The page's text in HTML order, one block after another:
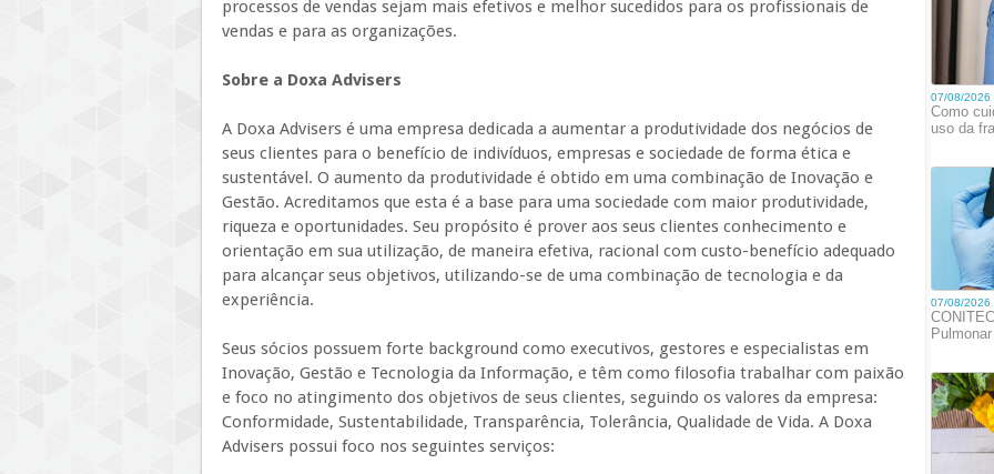
processos de vendas sejam mais efetivos e melhor sucedidos para os profissionais de
vendas e para as organizações.
Sobre a Doxa Advisers
A Doxa Advisers é uma empresa dedicada a aumentar a produtividade dos negócios de
seus clientes para o benefício de indivíduos, empresas e sociedade de forma ética e
sustentável. O aumento da produtividade é obtido em uma combinação de Inovação e
Gestão. Acreditamos que esta é a base para uma sociedade com maior produtividade,
riqueza e oportunidades. Seu propósito é prover aos seus clientes conhecimento e
orientação em sua utilização, de maneira efetiva, racional com custo-benefício adequado
para alcançar seus objetivos, utilizando-se de uma combinação de tecnologia e da
experiência.
Seus sócios possuem forte background como executivos, gestores e especialistas em
Inovação, Gestão e Tecnologia da Informação, e têm como filosofia trabalhar com paixão
e foco no atingimento dos objetivos de seus clientes, seguindo os valores da empresa:
Conformidade, Sustentabilidade, Transparência, Tolerância, Qualidade de Vida. A Doxa
Advisers possui foco nos seguintes serviços: